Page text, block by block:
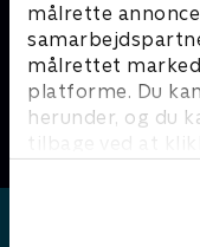
målrette
målrettet
platforme. Du
herunder, og du
tilbage ved at
Byens Helte -